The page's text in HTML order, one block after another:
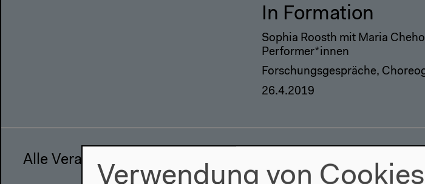
In Formation
Sophia Roosth mit Maria
Performer*innen
Forschungsgespräche,
26.4.2019
Alle Veranstaltungen
Verwendung von Cookies